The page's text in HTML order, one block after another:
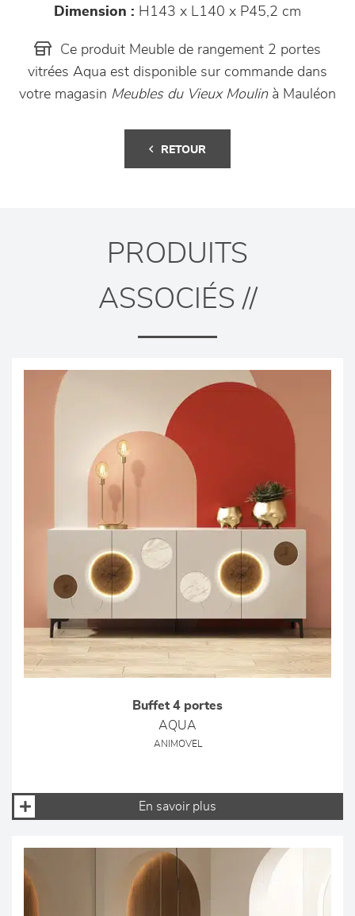
Dimension : H143 x L140 x P45,2 cm
Ce produit Meuble de rangement 2 portes
vitrées Aqua est disponible sur commande dans
votre magasin Meubles du Vieux Moulinà Mauléon
RETOUR
PRODUITS
ASSOCIÉS //
Buffet 4 portes
AQUA
ANIMOVEL
En savoir plus